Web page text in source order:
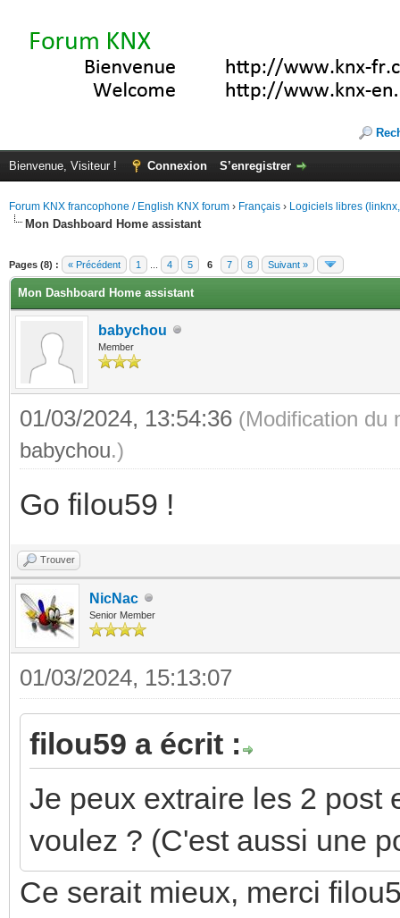
Bienvenue, Visiteur ! Connexion S’enregistrer
Forum KNX francophone / English KNX forum › Français › Logiciels libres
Mon Dashboard Home assistant
Pages (8) : « Précédent 1 4 5 6 7 8 Suivant »
Mon Dashboard Home assistant
babychou
Member
01/03/2024, 13:54:36 (Modification du
babychou.)
Go filou59 !
Trouver
NicNac
Senior Member
01/03/2024, 15:13:07
filou59 a écrit :
Je peux extraire les 2 post
voulez ? (C'est aussi une
Ce serait mieux, merci